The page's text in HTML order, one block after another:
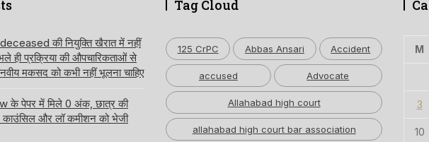
की नियुक्ति खैरात में नहीं
ही प्रक्रिया की औपचारिकताओं से
मकसद को कभी नहीं भूलना चाहिए
के पेपर में मिले 0 अंक, छात्र की
काउंसिल और लॉ कमीशन को भेजी
Tag Cloud
125 CrPC Abbas Ansari Accident
accused Advocate
Allahabad high court
allahabad high court bar association
M
3
10